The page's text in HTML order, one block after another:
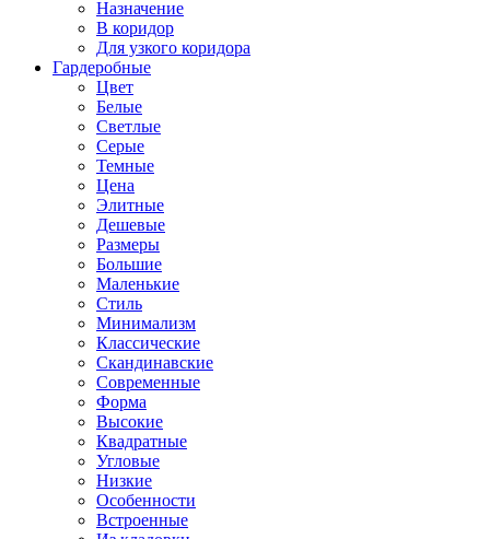
Назначение
В коридор
Для узкого коридора
Гардеробные
Цвет
Белые
Светлые
Серые
Темные
Цена
Элитные
Дешевые
Размеры
Большие
Маленькие
Стиль
Минимализм
Классические
Скандинавские
Современные
Форма
Высокие
Квадратные
Угловые
Низкие
Особенности
Встроенные